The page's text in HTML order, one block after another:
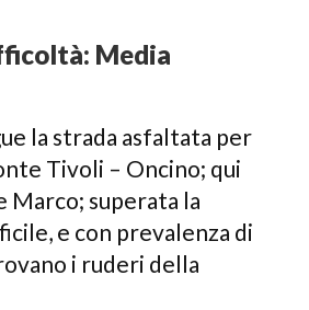
Media
la strada asfaltata per
Tivoli – Oncino; qui
superata la
e con prevalenza di
i ruderi della